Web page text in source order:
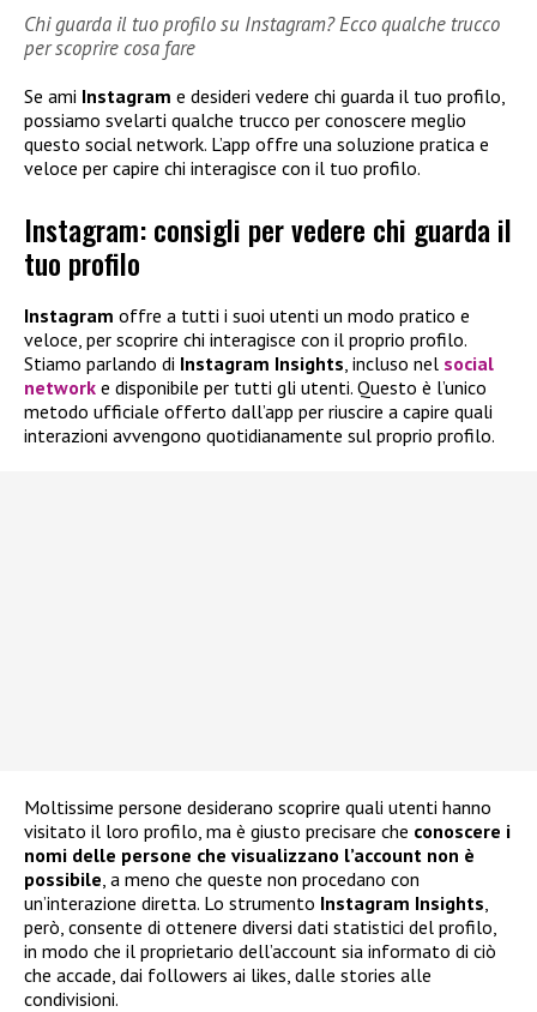
Chi guarda il tuo profilo su Instagram? Ecco qualche trucco
per scoprire cosa fare
Se ami Instagram e desideri vedere chi guarda il tuo profilo,
possiamo svelarti qualche trucco per conoscere meglio
questo social network. L’app offre una soluzione pratica e
veloce per capire chi interagisce con il tuo profilo.
Instagram: consigli per vedere chi guarda il
tuo profilo
Instagram offre a tutti i suoi utenti un modo pratico e
veloce, per scoprire chi interagisce con il proprio profilo.
Stiamo parlando di Instagram Insights , incluso nel social
network e disponibile per tutti gli utenti. Questo è l’unico
metodo ufficiale offerto dall’app per riuscire a capire quali
interazioni avvengono quotidianamente sul proprio profilo.
Moltissime persone desiderano scoprire quali utenti hanno
visitato il loro profilo, ma è giusto precisare che conoscere i
nomi delle persone che visualizzano l’account non è
possibile , a meno che queste non procedano con
un’interazione diretta. Lo strumento Instagram Insights
però, consente di ottenere diversi dati statistici del profilo,
in modo che il proprietario dell’account sia informato di ciò
che accade, dai followers ai likes, dalle stories alle
condivisioni.